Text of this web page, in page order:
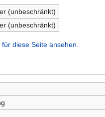
(unbeschränkt)
(unbeschränkt)
diese Seite ansehen.